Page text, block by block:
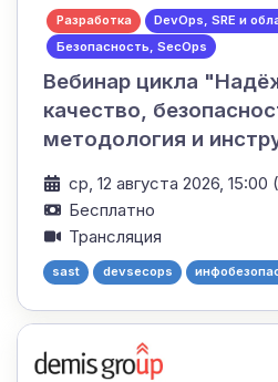
Разработка
DevOps, SRE и
Безопасность, SecOps
Вебинар цикла
качество,
методология и
ср, 12 августа 2026, 15:00
Бесплатно
Трансляция
sast devsecops